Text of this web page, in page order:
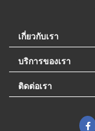
เกี่ยวกับเรา
บริการของเรา
ติดต่อเรา